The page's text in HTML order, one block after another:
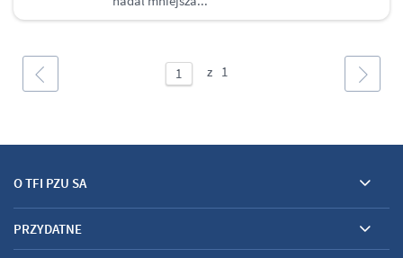
O TFI PZU SA
PRZYDATNE